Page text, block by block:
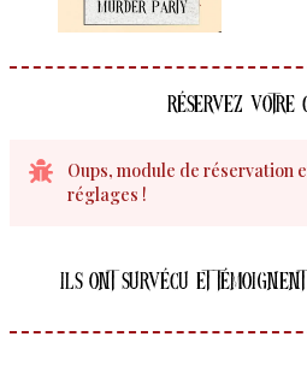
Réservez votre
Oups, module de réservation
réglages !
Ils ont survécu et